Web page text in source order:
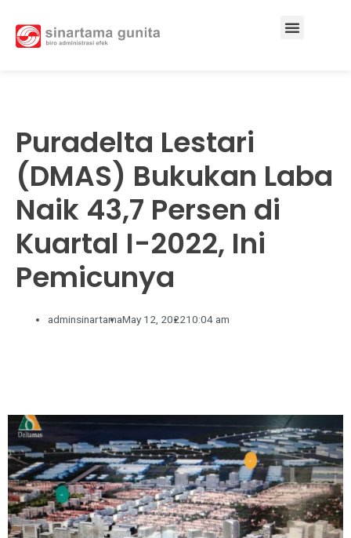
Puradelta Lestari
(DMAS) Bukukan Laba
Naik 43,7 Persen di
Kuartal I-2022, Ini
Pemicunya
adminsinartamaMay 12, 202210:04 am